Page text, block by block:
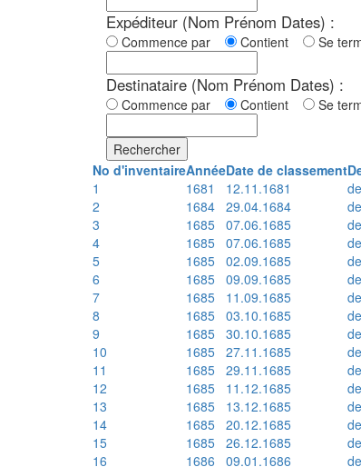
Expéditeur (Nom Prénom Dates) :
Commence par Contient Se
Destinataire (Nom Prénom Dates) :
Commence par Contient Se
Rechercher
No d'inventaireAnnéeDate de classement
1
1681 12.11.1681 de
2
1684 29.04.1684 de
3
1685 07.06.1685 de
4
1685 07.06.1685 de
5
1685 02.09.1685 de
6
1685 09.09.1685 de
7
1685 11.09.1685 de
8
1685 03.10.1685 de
9
1685 30.10.1685 de
10
1685 27.11.1685 de
11
1685 29.11.1685 de
12
1685 11.12.1685 de
13
1685 13.12.1685 de
14
1685 20.12.1685 de
15
1685 26.12.1685 de
16
1686 09.01.1686 de